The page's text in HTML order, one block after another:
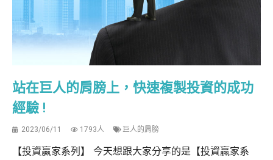
站在巨人的肩膀上，快速複製投資的成功
經驗 !
2023/06/11 1793人 巨人的肩膀
【投資贏家系列】 今天想跟大家分享的是【投資贏家系